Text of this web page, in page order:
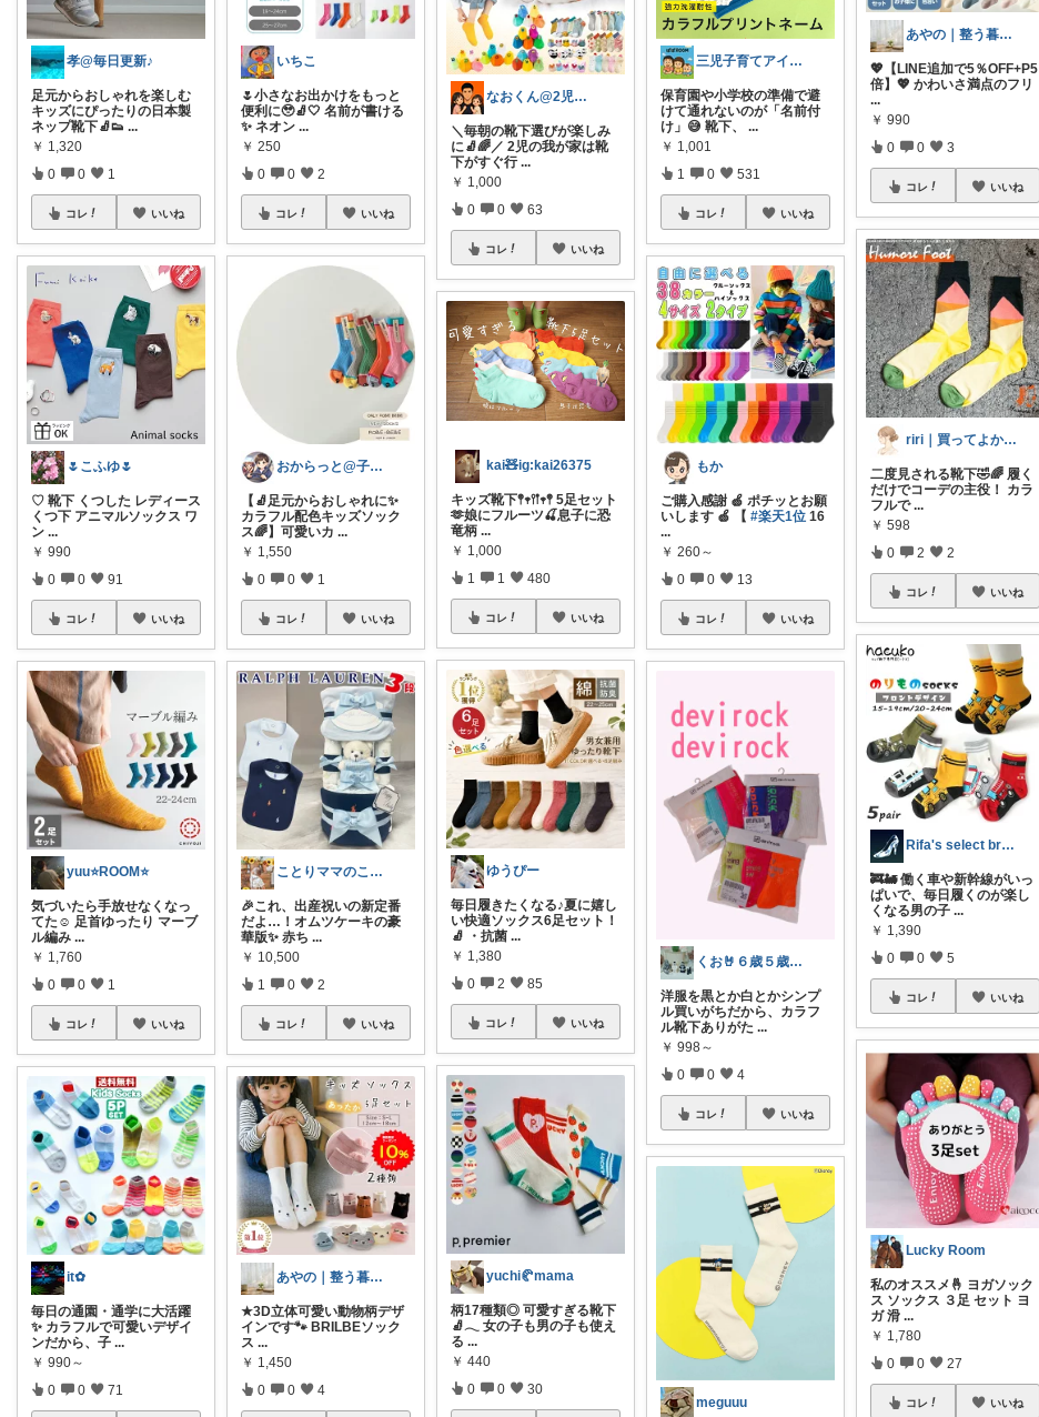
孝@毎日更新♪
足元からおしゃれを楽しむ
キッズにぴったりの日本製
ネップ靴下🧦👟 ...
￥ 1,320
0 0 1
コレ いいね
🌷こふゆ🌷
♡ 靴下 くつした レディース
くつ下 アニマルソックス ワ
ン ...
￥ 990
0 0 91
コレ いいね
yuu⭐️ROOM⭐️
気づいたら手放せなくなっ
てた☺️ 足首ゆったり マーブ
ル編み ...
￥ 1,760
0 0 1
コレ いいね
it✿
毎日の通園・通学に大活躍
✨ カラフルで可愛いデザイ
ンだから、子 ...
￥ 990～
0 0 71
いちこ
🌷小さなお出かけをもっと
便利に🥹🧦🤍 名前が書ける
✨ ネオン ...
￥ 250
0 0 2
コレ いいね
おからっと@子育てに余裕を✨
【🧦足元からおしゃれに✨
カラフル配色キッズソック
ス🌈】可愛いカ ...
￥ 1,550
0 0 1
コレ いいね
ことりママのこれイイ| 木×グレー×真鍮
🎉これ、出産祝いの新定番
だよ…！オムツケーキの豪
華版✨ 赤ち ...
￥ 10,500
1 0 2
コレ いいね
あやの｜整う暮らしROOM
★3D立体可愛い動物柄デザ
インです🐾 BRILBEソック
ス...
￥ 1,450
0 0 4
なおくん@2児のパパのおすすめROOM
＼毎朝の靴下選びが楽しみ
に🧦🌈／ 2児の我が家は靴
下がすぐ行 ...
￥ 1,000
0 0 63
コレ いいね
kai🧸ig:kai26375
キッズ靴下𖤣𖥧𖥣𖡡𖥧𖤣 5足セット
🫶娘にフルーツ🍒息子に恐
竜柄 ...
￥ 1,000
1 1 480
コレ いいね
ゆうぴー
毎日履きたくなる♪夏に嬉し
い快適ソックス6足セット！
🧦 ・抗菌 ...
￥ 1,380
0 2 85
コレ いいね
yuchi🥐mama
柄17種類◎ 可愛すぎる靴下
🧦𓂃 女の子も男の子も使え
る...
￥ 440
0 0 30
三児子育てアイテム
保育園や小学校の準備で避
けて通れないのが「名前付
け」😅 靴下、
...
￥ 1,001
1 0 531
コレ いいね
もか
ご購入感謝 🍏 ポチッとお願
いします 🍏 【#楽天1位 16
...
￥ 260～
0 0 13
コレ いいね
くお🤘６歳５歳と絶賛格闘中🤗🌈
洋服を黒とか白とかシンプ
ル買いがちだから、カラフ
ル靴下ありがた ...
￥ 998～
0 0 4
コレ いいね
meguuu
あやの｜整う暮らしROOM
💖【LINE追加で5％OFF+P5
倍】💖 かわいさ満点のフリ
...
￥ 990
0 0 3
コレ いいね
riri｜買ってよかったママ服🕊️
二度見される靴下🤣🌈 履く
だけでコーデの主役！ カラ
フルで ...
￥ 598
0 2 2
コレ いいね
Rifa's select branch
🚒🚂 働く車や新幹線がいっ
ぱいで、毎日履くのが楽し
くなる男の子 ...
￥ 1,390
0 0 5
コレ いいね
Lucky Room
私のオススメ🤞 ヨガソック
ス ソックス ３足 セット ヨ
ガ 滑 ...
￥ 1,780
0 0 27
コレ いいね